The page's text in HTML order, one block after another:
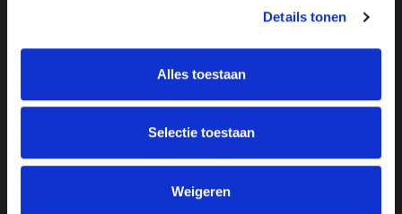
Details tonen
Alles toestaan
Selectie toestaan
Weigeren
Over ON!
Word lid
Steunbetuigingen
Vacatures